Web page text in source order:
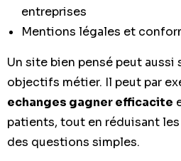
entreprises
Mentions légales et
Un site bien pensé peut aussi
objectifs métier. Il peut par
echanges gagner efficacite
patients, tout en réduisant
des questions simples.